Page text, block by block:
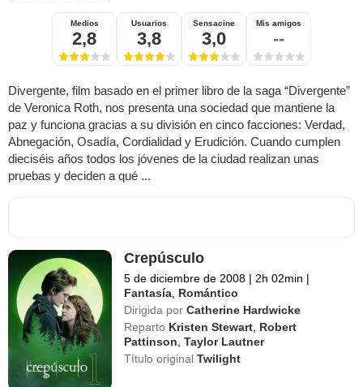
Medios
2,8
Usuarios
3,8
Sensacine
3,0
Mis amigos
--
Divergente, film basado en el primer libro de la saga “Divergente”
de Veronica Roth, nos presenta una sociedad que mantiene la
paz y funciona gracias a su división en cinco facciones: Verdad,
Abnegación, Osadía, Cordialidad y Erudición. Cuando cumplen
dieciséis años todos los jóvenes de la ciudad realizan unas
pruebas y deciden a qué ...
Crepúsculo
5 de diciembre de 2008 | 2h 02min |
Fantasía Romántico
Dirigida por Catherine Hardwicke
Reparto Kristen Stewart Robert
Pattinson ,Taylor Lautner
Título originalTwilight